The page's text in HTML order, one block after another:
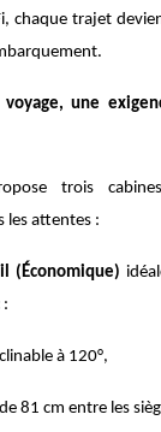
chaque trajet
voyage, une
trois
les attentes :
(Économique)
:
à 120°,
81 cm entre les